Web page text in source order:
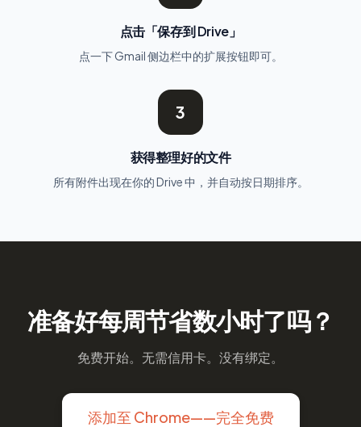
点击「保存到 Drive」
点一下 Gmail 侧边栏中的扩展按钮即可。
3
获得整理好的文件
所有附件出现在你的 Drive 中，并自动按日期排序。
准备好每周节省数小时了吗？
免费开始。无需信用卡。没有绑定。
添加至 Chrome——完全免费